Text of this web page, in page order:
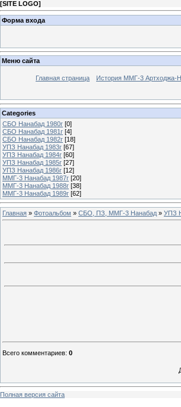
[SITE LOGO]
Форма входа
Меню сайта
Главная страница История ММГ-3 Артходжа-
Categories
СБО Нанабад 1980г [0]
СБО Нанабад 1981г [4]
СБО Нанабад 1982г [18]
УПЗ Нанабад 1983г [67]
УПЗ Нанабад 1984г [60]
УПЗ Нанабад 1985г [27]
УПЗ Нанабад 1986г [12]
ММГ-3 Нанабад 1987г [20]
ММГ-3 Нанабад 1988г [38]
ММГ-3 Нанабад 1989г [62]
Главная » Фотоальбом » СБО, ПЗ, ММГ-3 Нанабад » УПЗ
Всего комментариев: 0
Полная версия сайта